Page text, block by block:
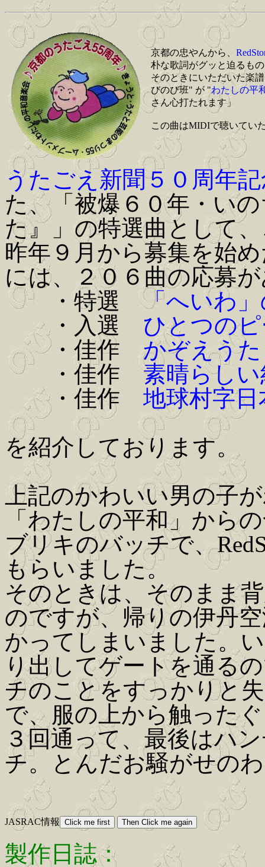
京都の忠やんから、
朴な歌詞がグッと迫るも
そのときにいただいた楽
びのび班" が "わたしの平
さん心打たれます」
この曲はMIDIで聴いてい
うたごえ新聞５０周年
た、「被爆６０年・い
た』」の特選曲として
昨年９月から募集を始
には、２０６曲の応募
・特選「へいわ
・入選 ひとつの
・佳作 かぞえうた
・佳作 素晴らし
・佳作 地球村字日
を紹介しております。
上記のかわいい男の子
「わたしの平和」から
ブリキのバッチで、
もらいました。
そのときは、そのまま
のですが、帰りの伊丹
かってしまいました。
り出してゲートを通る
チのことをすっかりと
で、服の上から触った
３回通って、最後はハ
チ。とんだお騒がせの
JASRAC情報
製作日誌：